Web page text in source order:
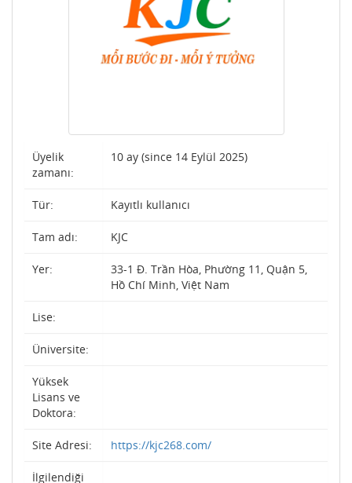
Üyelik
zamanı:
10 ay (since 14 Eylül 2025)
Tür: Kayıtlı kullanıcı
Tam adı: KJC
Yer:
33-1 Đ. Trần Hòa, Phường 11, Quận 5,
Hồ Chí Minh, Việt Nam
Lise:
Üniversite:
Yüksek
Lisans ve
Doktora:
Site Adresi: https://kjc268.com/
İlgilendiği